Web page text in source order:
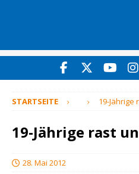
STARTSEITE 19-Jährige
19-Jährige rast
28. Mai 2012